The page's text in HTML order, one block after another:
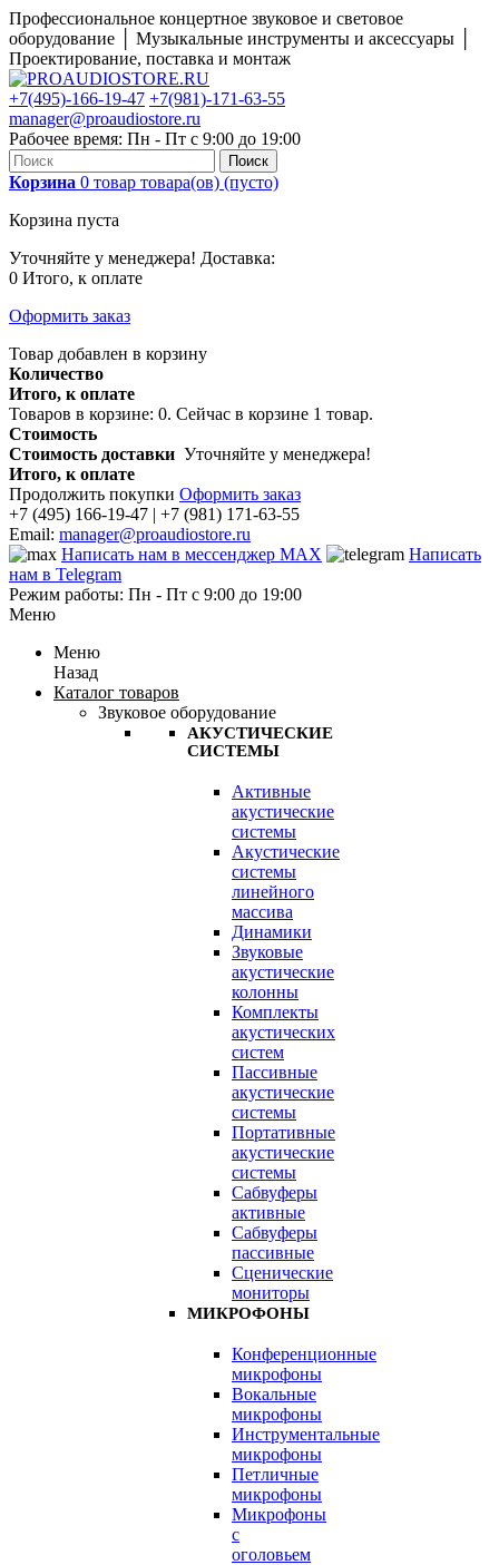
Профессиональное концертное звуковое и световое
оборудование │ Музыкальные инструменты и аксессуары │
Проектирование, поставка и монтаж
+7(495)-166-19-47 +7(981)-171-63-55
manager@proaudiostore.ru
Рабочее время: Пн - Пт с 9:00 до 19:00
Поиск
Корзина 0 товар товара(ов) (пусто)
Корзина пуста
Уточняйте у менеджера! Доставка:
0 Итого, к оплате
Оформить заказ
Товар добавлен в корзину
Количество
Итого, к оплате
Товаров в корзине: 0. Сейчас в корзине 1 товар.
Стоимость
Стоимость доставки Уточняйте у менеджера!
Итого, к оплате
Продолжить покупки Оформить заказ
+7 (495) 166-19-47 | +7 (981) 171-63-55
Email: manager@proaudiostore.ru
Написать нам в мессенджер MAX
Написать
нам в Telegram
Режим работы: Пн - Пт с 9:00 до 19:00
Меню
Меню
Назад
Каталог товаров
Звуковое оборудование
АКУСТИЧЕСКИЕ
СИСТЕМЫ
Активные
акустические
системы
Акустические
системы
линейного
массива
Динамики
Звуковые
акустические
колонны
Комплекты
акустических
систем
Пассивные
акустические
системы
Портативные
акустические
системы
Сабвуферы
активные
Сабвуферы
пассивные
Сценические
мониторы
МИКРОФОНЫ
Конференционные
микрофоны
Вокальные
микрофоны
Инструментальные
микрофоны
Петличные
микрофоны
Микрофоны
с
оголовьем